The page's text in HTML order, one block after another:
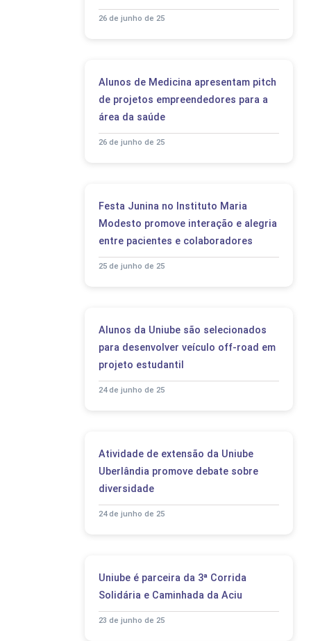
26 de junho de 25
Alunos de Medicina apresentam pitch
de projetos empreendedores para a
área da saúde
26 de junho de 25
Festa Junina no Instituto Maria
Modesto promove interação e alegria
entre pacientes e colaboradores
25 de junho de 25
Alunos da Uniube são selecionados
para desenvolver veículo off-road em
projeto estudantil
24 de junho de 25
Atividade de extensão da Uniube
Uberlândia promove debate sobre
diversidade
24 de junho de 25
Uniube é parceira da 3ª Corrida
Solidária e Caminhada da Aciu
23 de junho de 25